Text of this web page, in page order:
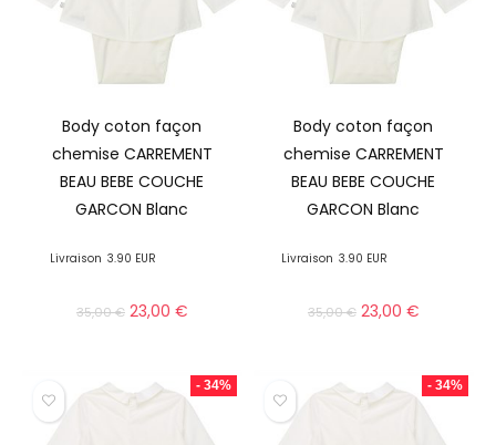
Body coton façon
chemise CARREMENT
BEAU BEBE COUCHE
GARCON Blanc
Livraison 3.90 EUR
35,00€ 23,00 €
Body coton façon
chemise CARREMENT
BEAU BEBE COUCHE
GARCON Blanc
Livraison 3.90 EUR
35,00€ 23,00 €
- 34% - 34%